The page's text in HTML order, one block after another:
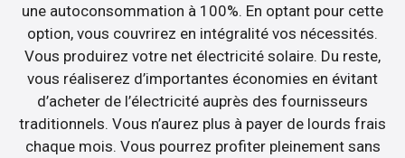
une autoconsommation à 100%. En optant pour cette
option, vous couvrirez en intégralité vos nécessités.
Vous produirez votre net électricité solaire. Du reste,
vous réaliserez d’importantes économies en évitant
d’acheter de l’électricité auprès des fournisseurs
traditionnels. Vous n’aurez plus à payer de lourds frais
chaque mois. Vous pourrez profiter pleinement sans